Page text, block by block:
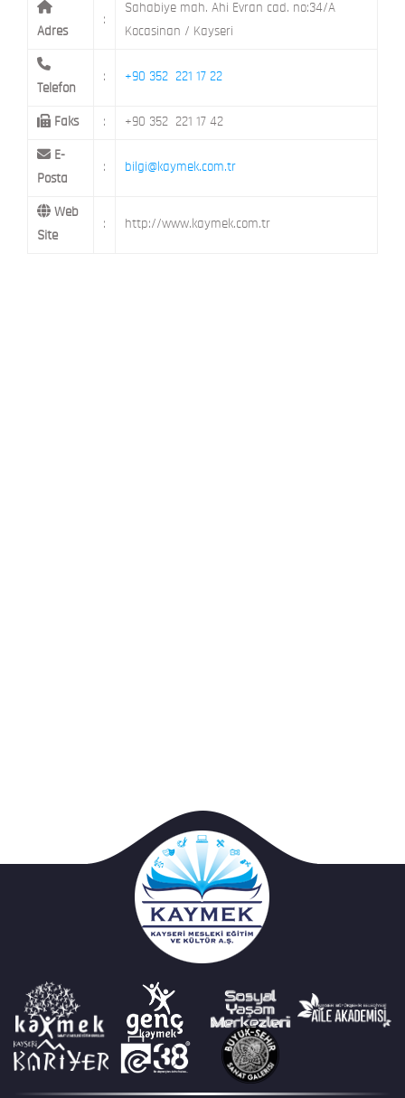
Adres
:
Sahabiye mah. Ahi Evran cad. no:34/A
Kocasinan / Kayseri
Telefon
: +90 352 221 17 22
Faks : +90 352 221 17 42
E-
Posta
: bilgi@kaymek.com.tr
Web
Site
: http://www.kaymek.com.tr